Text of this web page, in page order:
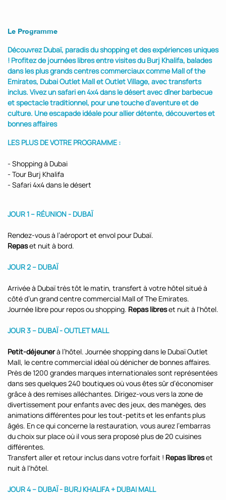
Le Programme
Découvrez Dubaï, paradis du shopping et des expériences uniques
! Profitez de journées libres entre visites du Burj Khalifa, balades
dans les plus grands centres commerciaux comme Mall of the
Emirates, Dubai Outlet Mall et Outlet Village, avec transferts
inclus. Vivez un safari en 4x4 dans le désert avec dîner barbecue
et spectacle traditionnel, pour une touche d’aventure et de
culture. Une escapade idéale pour allier détente, découvertes et
bonnes affaires
LES PLUS DE VOTRE PROGRAMME :
- Shopping à Dubai
- Tour Burj Khalifa
- Safari 4x4 dans le désert
JOUR 1 – RÉUNION - DUBAÏ
Rendez-vous à l’aéroport et envol pour Dubaï.
Repaset nuit à bord.
JOUR 2 – DUBAÏ
Arrivée à Dubaï très tôt le matin, transfert à votre hôtel situé à
côté d’un grand centre commercial Mall of The Emirates.
Journée libre pour repos ou shopping. Repas libreset nuit à l'hôtel.
JOUR 3 – DUBAÏ - OUTLET MALL
Petit-déjeunerà l’hôtel. Journée shopping dans le Dubaï Outlet
Mall, le centre commercial idéal où dénicher de bonnes affaires.
Près de 1200 grandes marques internationales sont représentées
dans ses quelques 240 boutiques où vous êtes sûr d’économiser
grâce à des remises alléchantes. Dirigez-vous vers la zone de
divertissement pour enfants avec des jeux, des manèges, des
animations différentes pour les tout-petits et les enfants plus
âgés. En ce qui concerne la restauration, vous aurez l’embarras
du choix sur place où il vous sera proposé plus de 20 cuisines
différentes.
Transfert aller et retour inclus dans votre forfait ! Repas libreset
nuit à l'hôtel.
JOUR 4 – DUBAÏ - BURJ KHALIFA + DUBAI MALL